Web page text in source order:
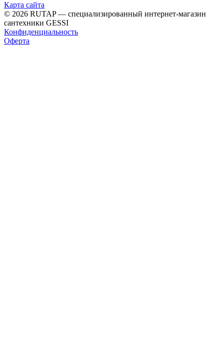
Карта сайта
© 2026 RUTAP — специализированный интернет-магазин
сантехники GESSI
Конфиденциальность
Оферта